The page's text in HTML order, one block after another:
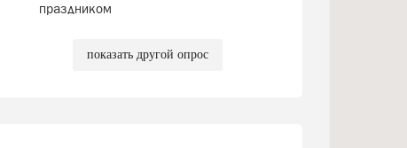
праздником
показать другой опрос